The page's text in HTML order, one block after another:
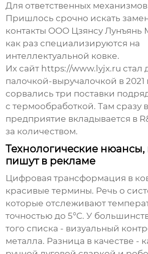
Для ответственных
Пришлось срочно искать
контакты ООО Цзянсу Лунъянь
как раз специализируются на
интеллектуальной ковке.
Их сайт https://www.lyjx.ru стал
палочкой-выручалочкой в 2021
сорвались три поставки
с термообработкой. Там сразу
предприятие вкладывается в
за количеством.
Технологические нюансы,
пишут в рекламе
Цифровая трансформация в
красивые термины. Речь о
которые отслеживают
точностью до 5°C. У
того списка - визуальный
металла. Разница в качестве -